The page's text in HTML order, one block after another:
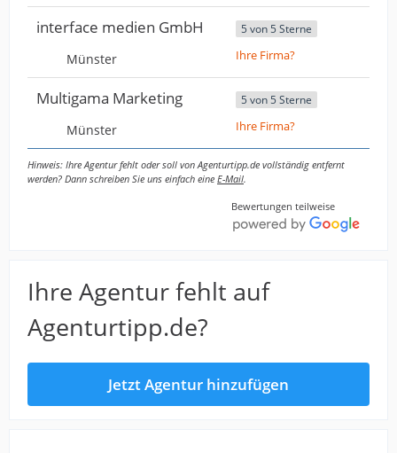
interface medien GmbH
Münster
5 von 5 Sterne
Ihre Firma?
Multigama Marketing
Münster
5 von 5 Sterne
Ihre Firma?
Hinweis: Ihre Agentur fehlt oder soll von Agenturtipp.de vollständig entfernt
werden? Dann schreiben Sie uns einfach eine E-Mail.
Bewertungen teilweise
Ihre Agentur fehlt auf
Agenturtipp.de?
Jetzt Agentur hinzufügen